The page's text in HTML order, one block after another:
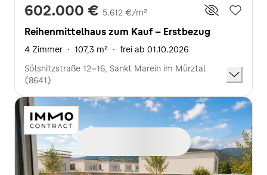
602.000 € 5.612 €/m²
Reihenmittelhaus zum Kauf - Erstbezug
4 Zimmer · 107,3 m² · frei ab 01.10.2026
Sölsnitzstraße 12-16, Sankt Marein im Mürztal
(8641)